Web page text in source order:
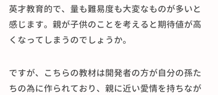
英才教育的で、量も難易度も大変なものが多いと
感じます。親が子供のことを考えると期待値が高
くなってしまうのでしょうか。
ですが、こちらの教材は開発者の方が自分の孫た
ちの為に作られており、親に近い愛情を持ちなが